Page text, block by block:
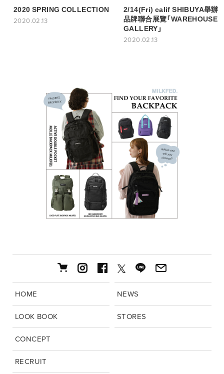
2020 SPRING COLLECTION
2020.02.13
2/14(Fri) calif SHIBUYA舉辦
品牌聯合展覽「WAREHOUSE
GALLERY」
2020.02.13
HOME NEWS
LOOK BOOK STORES
CONCEPT
RECRUIT